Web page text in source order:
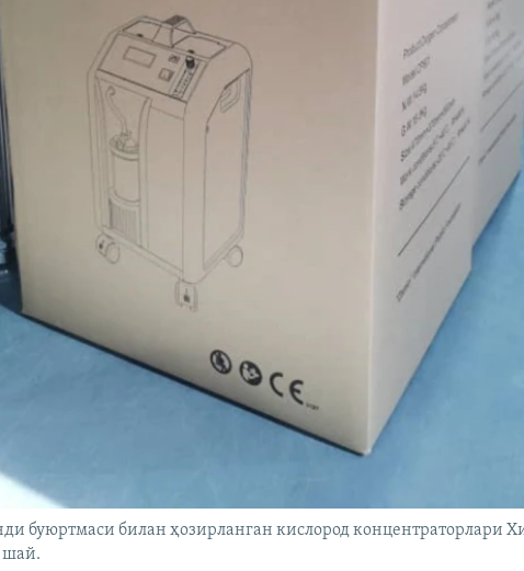
буюртмаси билан ҳозирланган кислород концентраторлари
шай.